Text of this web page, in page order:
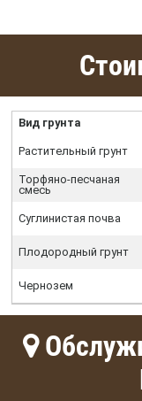
Вид грунта
Растительный грунт
Торфяно-песчаная
смесь
Суглинистая почва
Плодородный грунт
Чернозем